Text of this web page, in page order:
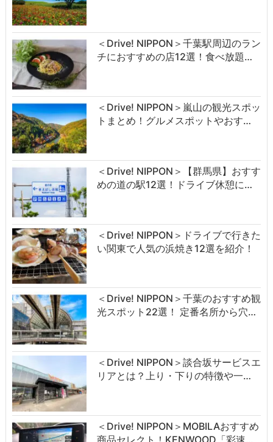
＜Drive! NIPPON＞千葉駅周辺のラン
チにおすすめの店12選！食べ放題…
＜Drive! NIPPON＞嵐山の観光スポッ
トまとめ！グルメスポットやおす…
＜Drive! NIPPON＞【群馬県】おすす
めの道の駅12選！ドライブ休憩に…
＜Drive! NIPPON＞ドライブで行きた
い関東で人気の浜焼き12選を紹介！
＜Drive! NIPPON＞千葉のおすすめ観
光スポット22選！ 定番名所から穴…
＜Drive! NIPPON＞談合坂サービスエ
リアとは？上り・下りの特徴や一…
＜Drive! NIPPON＞MOBILAおすすめ
商品セレクト！KENWOOD「彩速…